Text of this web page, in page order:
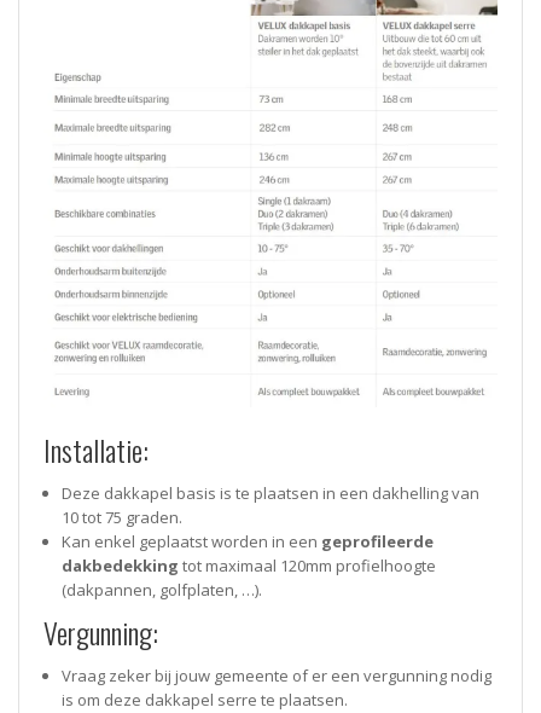
Installatie:
Deze dakkapel basis is te plaatsen in een dakhelling van
10 tot 75 graden.
Kan enkel geplaatst worden in een geprofileerde
dakbedekking tot maximaal 120mm profielhoogte
(dakpannen, golfplaten, …).
Vergunning:
Vraag zeker bij jouw gemeente of er een vergunning nodig
is om deze dakkapel serre te plaatsen.